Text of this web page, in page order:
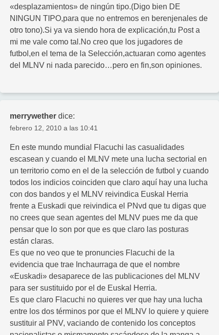
«desplazamientos» de ningún tipo.(Digo bien DE
NINGUN TIPO,para que no entremos en berenjenales de
otro tono).Si ya va siendo hora de explicación,tu Post a
mi me vale como tal.No creo que los jugadores de
futbol,en el tema de la Selección,actuaran como agentes
del MLNV ni nada parecido…pero en fin,son opiniones.
merrywether dice:
febrero 12, 2010 a las 10:41
En este mundo mundial Flacuchi las casualidades
escasean y cuando el MLNV mete una lucha sectorial en
un territorio como en el de la selección de futbol y cuando
todos los indicios coinciden que claro aquí hay una lucha
con dos bandos y el MLNV reivindica Euskal Herria
frente a Euskadi que reivindica el PNvd que tu digas que
no crees que sean agentes del MLNV pues me da que
pensar que lo son por que es que claro las posturas
están claras.
Es que no veo que te pronuncies Flacuchi de la
evidencia que trae Inchaurraga de que el nombre
«Euskadi» desaparece de las publicaciones del MLNV
para ser sustituido por el de Euskal Herria.
Es que claro Flacuchi no quieres ver que hay una lucha
entre los dos términos por que el MLNV lo quiere y quiere
sustituir al PNV, vaciando de contenido los conceptos